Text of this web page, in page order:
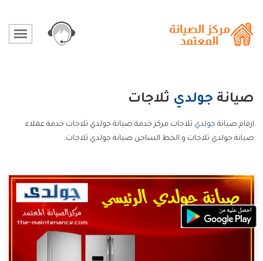
صيانة جولدي ثلاجات
ارقام صيانة جولدي ثلاجات مركز خدمة صيانة جولدي ثلاجات خدمة عملاء
صيانة جولدي ثلاجات و الخط الساخن صيانة جولدي ثلاجات.